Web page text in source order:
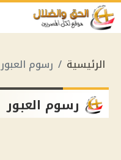
الرئيسية رسوم العبور
رسوم العبور